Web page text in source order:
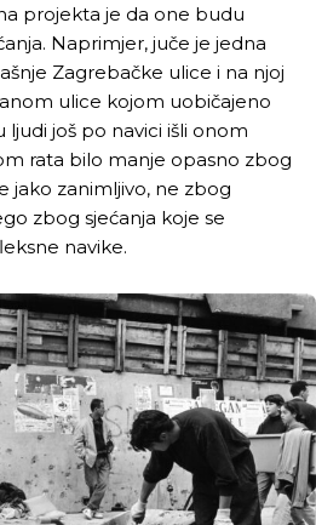
da živi!
da živi!
projekta je da one budu
Naprimjer, juče je jedna
Zagrebačke ulice i na njoj
ulice kojom uobičajeno
ljudi još po navici išli onom
rata bilo manje opasno zbog
jako zanimljivo, ne zbog
zbog sjećanja koje se
navike.